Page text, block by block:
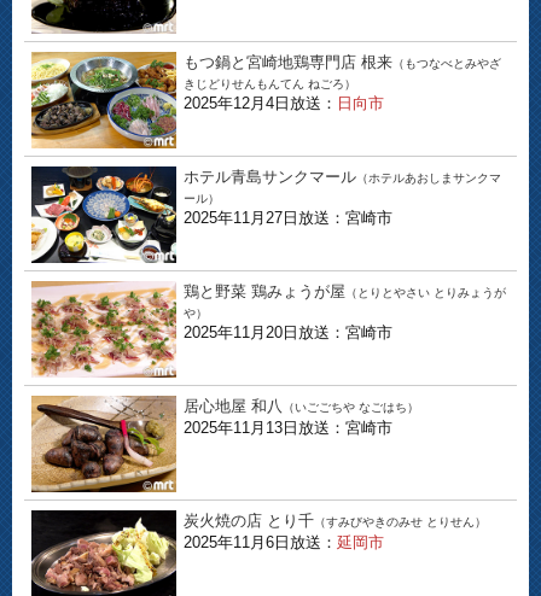
もつ鍋と宮崎地鶏専門店 根来 （もつなべとみやざ
きじどりせんもんてん ねごろ）
2025年12月4日放送： 日向市
ホテル青島サンクマール （ホテルあおしまサンクマ
ール）
2025年11月27日放送：宮崎市
鶏と野菜 鶏みょうが屋 （とりとやさい とりみょうが
や）
2025年11月20日放送：宮崎市
居心地屋 和八 （いごごちや なごはち）
2025年11月13日放送：宮崎市
炭火焼の店 とり千 （すみびやきのみせ とりせん）
2025年11月6日放送： 延岡市